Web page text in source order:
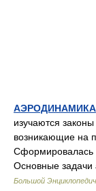
АЭРОДИНАМИКА
изучаются
возникающие на
Сформировалась
Основные
Большой